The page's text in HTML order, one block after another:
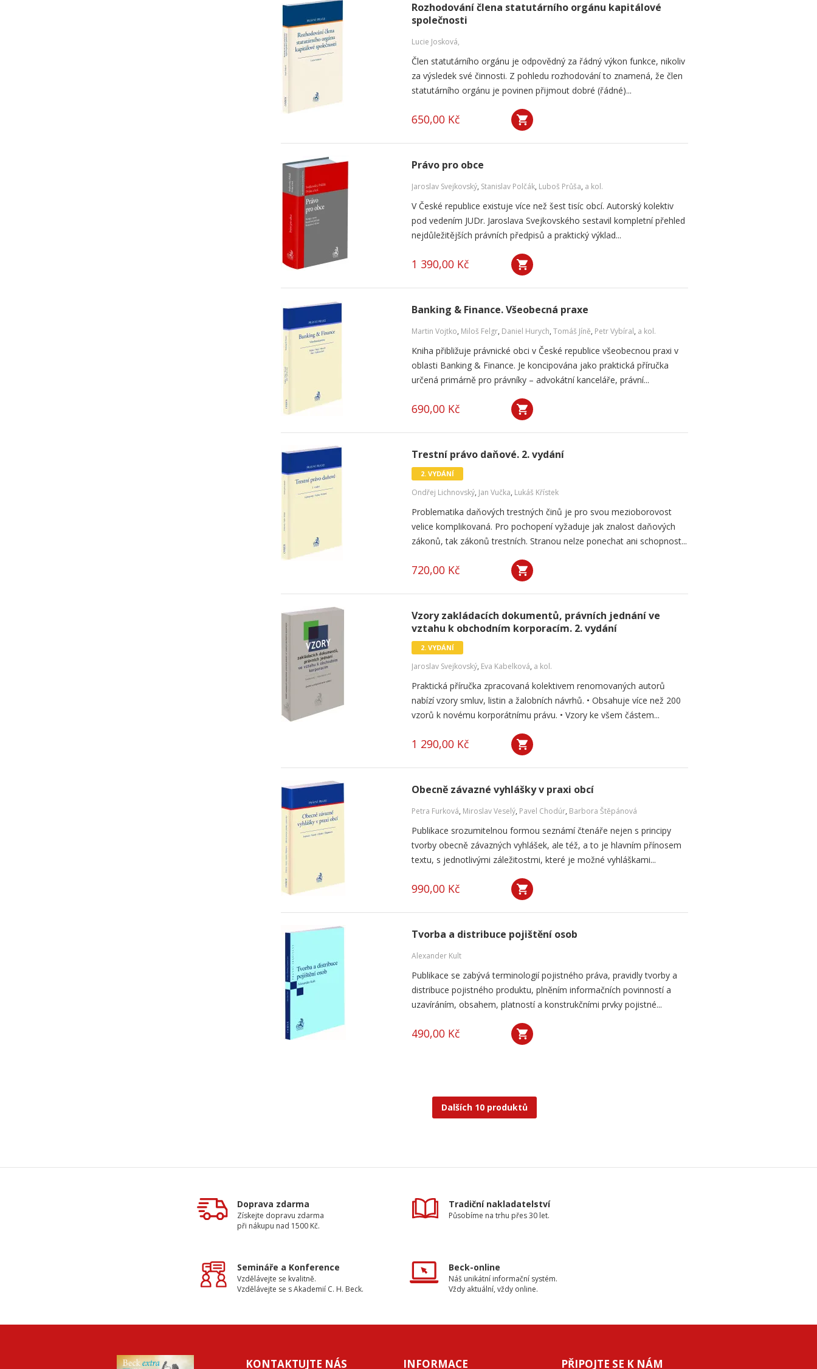
Rozhodování člena statutárního orgánu kapitálové
společnosti
Lucie Josková,
Člen statutárního orgánu je odpovědný za řádný výkon funkce, nikoliv
za výsledek své činnosti. Z pohledu rozhodování to znamená, že člen
statutárního orgánu je povinen přijmout dobré (řádné)...
650,00 Kč
Právo pro obce
Jaroslav Svejkovský, Stanislav Polčák, Luboš Průša, a kol.
V České republice existuje více než šest tisíc obcí. Autorský kolektiv
pod vedením JUDr. Jaroslava Svejkovského sestavil kompletní přehled
nejdůležitějších právních předpisů a praktický výklad...
1 390,00 Kč
Banking & Finance. Všeobecná praxe
Martin Vojtko, Miloš Felgr, Daniel Hurych, Tomáš Jíně, Petr Vybíral, a kol.
Kniha přibližuje právnické obci v České republice všeobecnou praxi v
oblasti Banking & Finance. Je koncipována jako praktická příručka
určená primárně pro právníky – advokátní kanceláře, právní...
690,00 Kč
Trestní právo daňové. 2. vydání
2. VYDÁNÍ
Ondřej Lichnovský, Jan Vučka, Lukáš Křístek
Problematika daňových trestných činů je pro svou mezioborovost
velice komplikovaná. Pro pochopení vyžaduje jak znalost daňových
zákonů, tak zákonů trestních. Stranou nelze ponechat ani schopnost...
720,00 Kč
Vzory zakládacích dokumentů, právních jednání ve
vztahu k obchodním korporacím. 2. vydání
2. VYDÁNÍ
Jaroslav Svejkovský, Eva Kabelková, a kol.
Praktická příručka zpracovaná kolektivem renomovaných autorů
nabízí vzory smluv, listin a žalobních návrhů. • Obsahuje více než 200
vzorů k novému korporátnímu právu. • Vzory ke všem částem...
1 290,00 Kč
Obecně závazné vyhlášky v praxi obcí
Petra Furková, Miroslav Veselý, Pavel Chodúr, Barbora Štěpánová
Publikace srozumitelnou formou seznámí čtenáře nejen s principy
tvorby obecně závazných vyhlášek, ale též, a to je hlavním přínosem
textu, s jednotlivými záležitostmi, které je možné vyhláškami...
990,00 Kč
Tvorba a distribuce pojištění osob
Alexander Kult
Publikace se zabývá terminologií pojistného práva, pravidly tvorby a
distribuce pojistného produktu, plněním informačních povinností a
uzavíráním, obsahem, platností a konstrukčními prvky pojistné...
490,00 Kč
Dalších 10 produktů
Doprava zdarma
Získejte dopravu zdarma
při nákupu nad 1500 Kč.
Tradiční nakladatelství
Působíme na trhu přes 30 let.
Semináře a Konference
Vzdělávejte se kvalitně.
Vzdělávejte se s Akademií C. H. Beck.
Beck-online
Náš unikátní informační systém.
Vždy aktuální, vždy online.
KONTAKTUJTE NÁS INFORMACE PŘIPOJTE SE K NÁM